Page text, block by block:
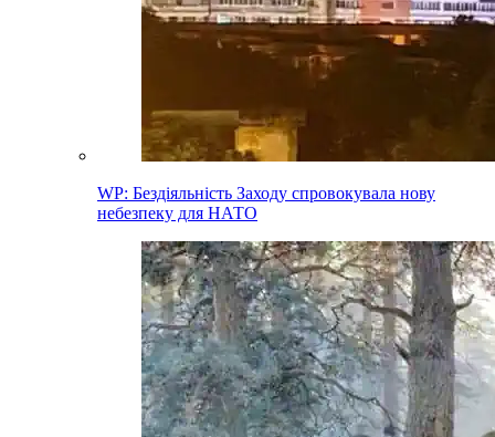
WP: Бездіяльність Заходу спровокувала нову
небезпеку для НАТО